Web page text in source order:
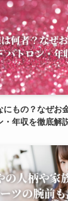
にもの？なぜお
・年収を徹底解